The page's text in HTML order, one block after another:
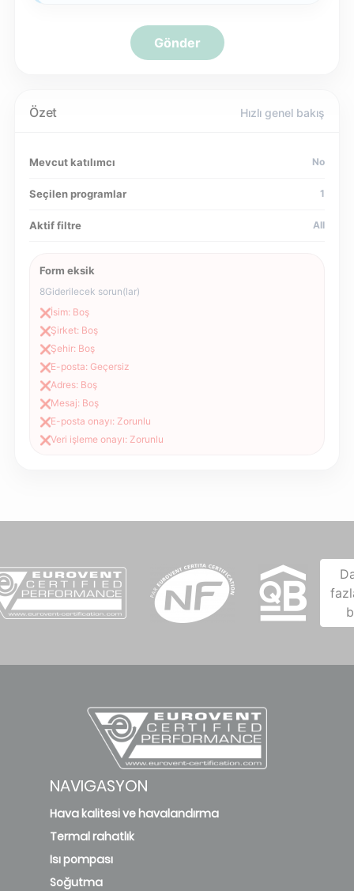
Gönder
Özet Hızlı genel bakış
Mevcut katılımcı No
Seçilen programlar 1
Aktif filtre All
Form eksik
8Giderilecek sorun(lar)
❌İsim: Boş
❌Şirket: Boş
❌Şehir: Boş
❌E-posta: Geçersiz
❌Adres: Boş
❌Mesaj: Boş
❌E-posta onayı: Zorunlu
❌Veri işleme onayı: Zorunlu
NAVIGASYON
Hava kalitesi ve havalandırma
Termal rahatlık
Isı pompası
Soğutma